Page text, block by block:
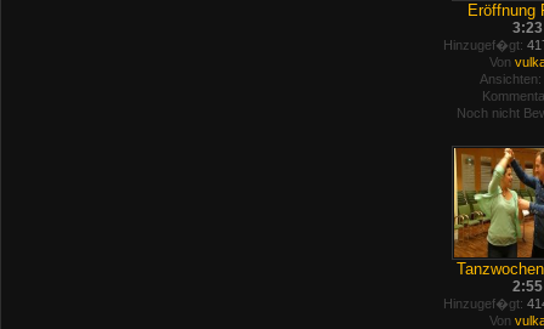
Eröffnung
3:23
Hinzugef�gt:
Von
Ansichten:
Noch nicht
2:55
Hinzugef�gt:
Von